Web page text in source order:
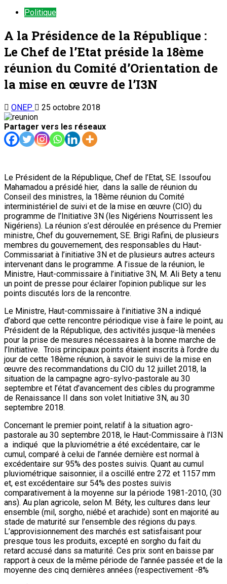
Politique
A la Présidence de la République :
Le Chef de l’Etat préside la 18ème
réunion du Comité d’Orientation de
la mise en œuvre de l’I3N
ONEP
25 octobre 2018
Partager vers les réseaux
Le Président de la République, Chef de l’Etat, SE. Issoufou
Mahamadou a présidé hier, dans la salle de réunion du
Conseil des ministres, la 18ème réunion du Comité
interministériel de suivi et de la mise en œuvre (CIO) du
programme de l’Initiative 3N (les Nigériens Nourrissent les
Nigériens). La réunion s’est déroulée en présence du Premier
ministre, Chef du gouvernement, SE. Brigi Rafini, de plusieurs
membres du gouvernement, des responsables du Haut-
Commissariat à l’initiative 3N et de plusieurs autres acteurs
intervenant dans le programme. A l’issue de la réunion, le
Ministre, Haut-commissaire à l’initiative 3N, M. Ali Bety a tenu
un point de presse pour éclairer l’opinion publique sur les
points discutés lors de la rencontre.
Le Ministre, Haut-commissaire à l’initiative 3N a indiqué
d’abord que cette rencontre périodique vise à faire le point, au
Président de la République, des activités jusque-là menées
pour la prise de mesures nécessaires à la bonne marche de
l’Initiative. Trois principaux points étaient inscrits à l’ordre du
jour de cette 18ème réunion, à savoir le suivi de la mise en
œuvre des recommandations du CIO du 12 juillet 2018, la
situation de la campagne agro-sylvo-pastorale au 30
septembre et l’état d’avancement des cibles du programme
de Renaissance II dans son volet Initiative 3N, au 30
septembre 2018.
Concernant le premier point, relatif à la situation agro-
pastorale au 30 septembre 2018, le Haut-Commissaire à l’I3N
a indiqué que la pluviométrie a été excédentaire, car le
cumul, comparé à celui de l’année dernière est normal à
excédentaire sur 95% des postes suivis. Quant au cumul
pluviométrique saisonnier, il a oscillé entre 272 et 1157 mm
et, est excédentaire sur 54% des postes suivis
comparativement à la moyenne sur la période 1981-2010, (30
ans). Au plan agricole, selon M. Béty, les cultures dans leur
ensemble (mil, sorgho, niébé et arachide) sont en majorité au
stade de maturité sur l’ensemble des régions du pays.
L’approvisionnement des marchés est satisfaisant pour
presque tous les produits, excepté en sorgho du fait du
retard accusé dans sa maturité. Ces prix sont en baisse par
rapport à ceux de la même période de l’année passée et de la
moyenne des cinq dernières années (respectivement -8%